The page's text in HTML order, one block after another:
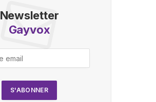
Newsletter
Gayvox